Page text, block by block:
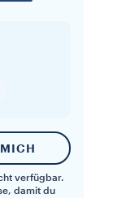
verfügbar.
damit du